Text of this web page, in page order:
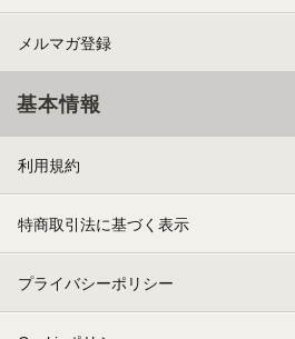
メルマガ登録
基本情報
利用規約
特商取引法に基づく表示
プライバシーポリシー